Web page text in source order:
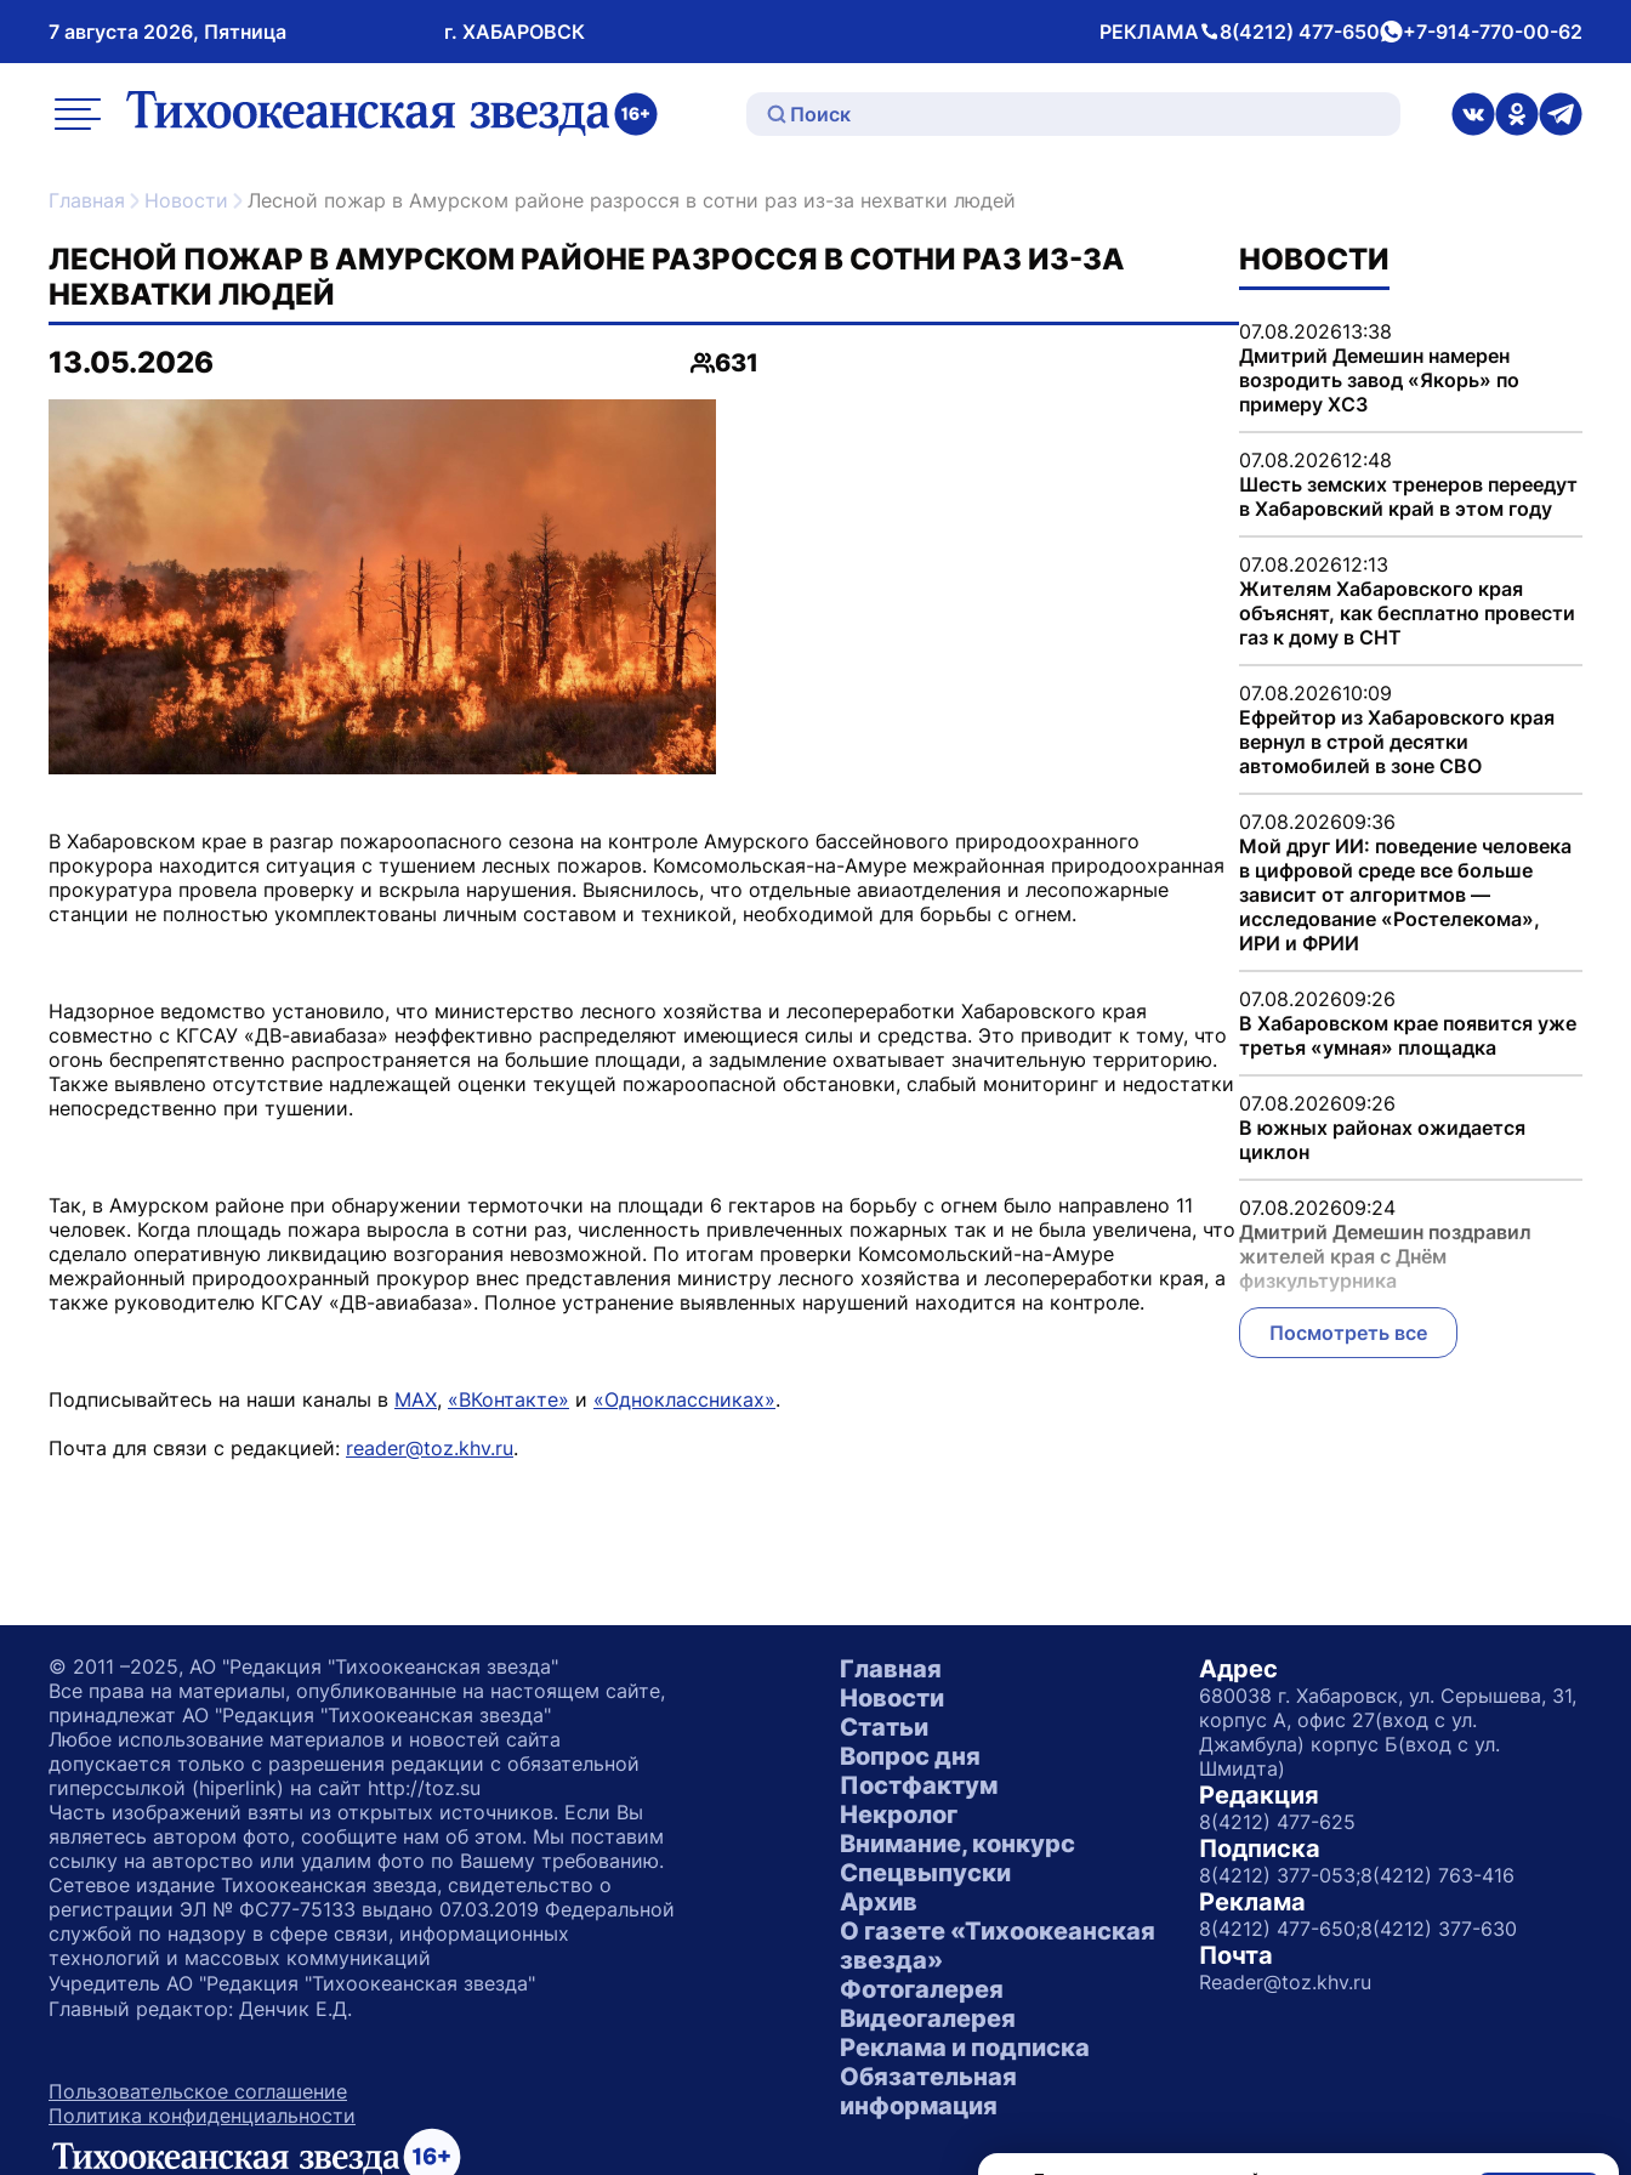
7 августа 2026, Пятница г. ХАБАРОВСК РЕКЛАМА
Телефон 8(4212) 477-650whatsApp
+7-914-770-00-62
меню ссылка на главную
ссылка на
ссылка на
Главная Новости Лесной пожар в Амурском районе разросся в сотни раз из-за нехватки людей
ЛЕСНОЙ ПОЖАР В АМУРСКОМ РАЙОНЕ РАЗРОССЯ В СОТНИ РАЗ ИЗ-ЗА
НЕХВАТКИ ЛЮДЕЙ
13.05.2026
Просмотры
631
В Хабаровском крае в разгар пожароопасного сезона на контроле Амурского бассейнового природоохранного
прокурора находится ситуация с тушением лесных пожаров. Комсомольская-на-Амуре межрайонная природоохранная
прокуратура провела проверку и вскрыла нарушения. Выяснилось, что отдельные авиаотделения и лесопожарные
станции не полностью укомплектованы личным составом и техникой, необходимой для борьбы с огнем.
Надзорное ведомство установило, что министерство лесного хозяйства и лесопереработки Хабаровского края
совместно с КГСАУ «ДВ-авиабаза» неэффективно распределяют имеющиеся силы и средства. Это приводит к тому, что
огонь беспрепятственно распространяется на большие площади, а задымление охватывает значительную территорию.
Также выявлено отсутствие надлежащей оценки текущей пожароопасной обстановки, слабый мониторинг и недостатки
непосредственно при тушении.
Так, в Амурском районе при обнаружении термоточки на площади 6 гектаров на борьбу с огнем было направлено 11
человек. Когда площадь пожара выросла в сотни раз, численность привлеченных пожарных так и не была увеличена, что
сделало оперативную ликвидацию возгорания невозможной. По итогам проверки Комсомольский-на-Амуре
межрайонный природоохранный прокурор внес представления министру лесного хозяйства и лесопереработки края, а
также руководителю КГСАУ «ДВ-авиабаза». Полное устранение выявленных нарушений находится на контроле.
Подписывайтесь на наши каналы в MAX, «ВКонтакте» и «Одноклассниках».
Почта для связи с редакцией: reader@toz.khv.ru.
НОВОСТИ
07.08.202613:38
Дмитрий Демешин намерен
возродить завод «Якорь» по
примеру ХСЗ
07.08.202612:48
Шесть земских тренеров переедут
в Хабаровский край в этом году
07.08.202612:13
Жителям Хабаровского края
объяснят, как бесплатно провести
газ к дому в СНТ
07.08.202610:09
Ефрейтор из Хабаровского края
вернул в строй десятки
автомобилей в зоне СВО
07.08.202609:36
Мой друг ИИ: поведение человека
в цифровой среде все больше
зависит от алгоритмов —
исследование «Ростелекома»,
ИРИ и ФРИИ
07.08.202609:26
В Хабаровском крае появится уже
третья «умная» площадка
07.08.202609:26
В южных районах ожидается
циклон
07.08.202609:24
Дмитрий Демешин поздравил
жителей края с Днём
физкультурника
Посмотреть все
Главная
Новости
Статьи
Вопрос дня
Постфактум
Некролог
Внимание, конкурс
Спецвыпуски
Архив
О газете «Тихоокеанская
звезда»
Фотогалерея
Видеогалерея
Реклама и подписка
Обязательная
информация
Адрес
680038 г. Хабаровск, ул. Серышева, 31,
корпус А, офис 27(вход с ул.
Джамбула) корпус Б(вход с ул.
Шмидта)
Редакция
8(4212) 477-625
Подписка
8(4212) 377-053;8(4212) 763-416
Реклама
8(4212) 477-650;8(4212) 377-630
Почта
Reader@toz.khv.ru
© 2011 –2025, АО "Редакция "Тихоокеанская звезда"
Все права на материалы, опубликованные на настоящем сайте,
принадлежат АО "Редакция "Тихоокеанская звезда"
Любое использование материалов и новостей сайта
допускается только с разрешения редакции с обязательной
гиперссылкой (hiperlink) на сайт http://toz.su
Часть изображений взяты из открытых источников. Если Вы
являетесь автором фото, сообщите нам об этом. Мы поставим
ссылку на авторство или удалим фото по Вашему требованию.
Сетевое издание Тихоокеанская звезда, свидетельство о
регистрации ЭЛ № ФС77-75133 выдано 07.03.2019 Федеральной
службой по надзору в сфере связи, информационных
технологий и массовых коммуникаций
Учредитель АО "Редакция "Тихоокеанская звезда"
Главный редактор: Денчик Е.Д.
Пользовательское соглашение
Политика конфиденциальности
ссылка на главную
возрастное ограничение 16+